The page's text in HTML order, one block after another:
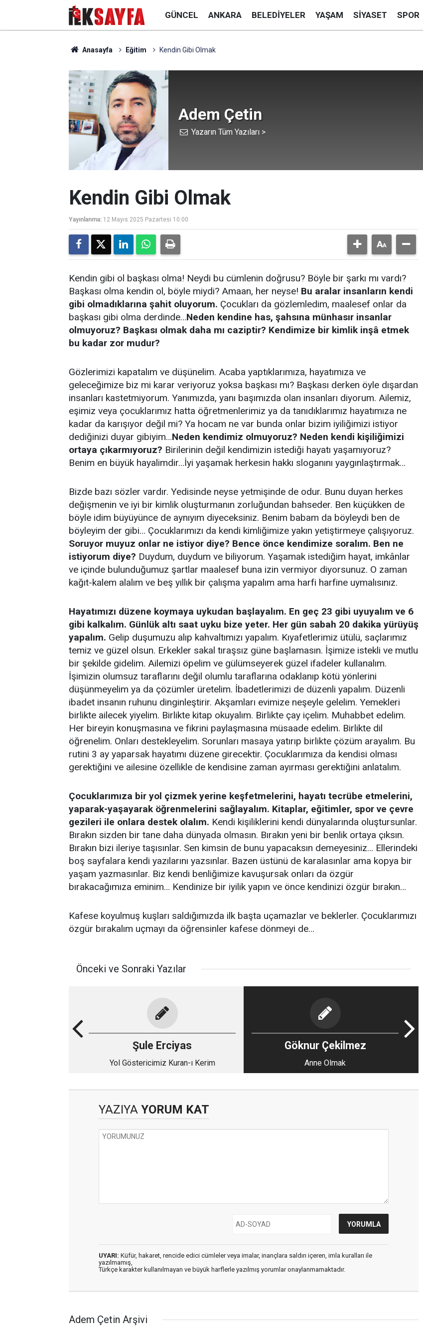
GÜNCEL ANKARA BELEDIYELER YAŞAM SIYASET SPOR
Anasayfa Eğitim Kendin Gibi Olmak
Adem Çetin
Yazarın Tüm Yazıları >
Kendin Gibi Olmak
Yayınlanma: 12 Mayıs 2025 Pazartesi 10:00
Kendin gibi ol başkası olma! Neydi bu cümlenin doğrusu? Böyle bir şarkı mı vardı?
Başkası olma kendin ol, böyle miydi? Amaan, her neyse! Bu aralar insanların kendi
gibi olmadıklarına şahit oluyorum. Çocukları da gözlemledim, maalesef onlar da
başkası gibi olma derdinde…Neden kendine has, şahsına münhasır insanlar
olmuyoruz? Başkası olmak daha mı caziptir? Kendimize bir kimlik inşâ etmek
bu kadar zor mudur?
Gözlerimizi kapatalım ve düşünelim. Acaba yaptıklarımıza, hayatımıza ve
geleceğimize biz mi karar veriyoruz yoksa başkası mı? Başkası derken öyle dışardan
insanları kastetmiyorum. Yanımızda, yanı başımızda olan insanları diyorum. Ailemiz,
eşimiz veya çocuklarımız hatta öğretmenlerimiz ya da tanıdıklarımız hayatımıza ne
kadar da karışıyor değil mi? Ya hocam ne var bunda onlar bizim iyiliğimizi istiyor
dediğinizi duyar gibiyim…Neden kendimiz olmuyoruz? Neden kendi kişiliğimizi
ortaya çıkarmıyoruz? Birilerinin değil kendimizin istediği hayatı yaşamıyoruz?
Benim en büyük hayalimdir…İyi yaşamak herkesin hakkı sloganını yaygınlaştırmak…
Bizde bazı sözler vardır. Yedisinde neyse yetmişinde de odur. Bunu duyan herkes
değişmenin ve iyi bir kimlik oluşturmanın zorluğundan bahseder. Ben küçükken de
böyle idim büyüyünce de aynıyım diyeceksiniz. Benim babam da böyleydi ben de
böyleyim der gibi… Çocuklarımızı da kendi kimliğimize yakın yetiştirmeye çalışıyoruz.
Soruyor muyuz onlar ne istiyor diye? Bence önce kendimize soralım. Ben ne
istiyorum diye? Duydum, duydum ve biliyorum. Yaşamak istediğim hayat, imkânlar
ve içinde bulunduğumuz şartlar maalesef buna izin vermiyor diyorsunuz. O zaman
kağıt-kalem alalım ve beş yıllık bir çalışma yapalım ama harfi harfine uymalısınız.
Hayatımızı düzene koymaya uykudan başlayalım. En geç 23 gibi uyuyalım ve 6
gibi kalkalım. Günlük altı saat uyku bize yeter. Her gün sabah 20 dakika yürüyüş
yapalım. Gelip duşumuzu alıp kahvaltımızı yapalım. Kıyafetlerimiz ütülü, saçlarımız
temiz ve güzel olsun. Erkekler sakal tıraşsız güne başlamasın. İşimize istekli ve mutlu
bir şekilde gidelim. Ailemizi öpelim ve gülümseyerek güzel ifadeler kullanalım.
İşimizin olumsuz taraflarını değil olumlu taraflarına odaklanıp kötü yönlerini
düşünmeyelim ya da çözümler üretelim. İbadetlerimizi de düzenli yapalım. Düzenli
ibadet insanın ruhunu dinginleştirir. Akşamları evimize neşeyle gelelim. Yemekleri
birlikte ailecek yiyelim. Birlikte kitap okuyalım. Birlikte çay içelim. Muhabbet edelim.
Her bireyin konuşmasına ve fikrini paylaşmasına müsaade edelim. Birlikte dil
öğrenelim. Onları destekleyelim. Sorunları masaya yatırıp birlikte çözüm arayalım. Bu
rutini 3 ay yaparsak hayatımı düzene girecektir. Çocuklarımıza da kendisi olması
gerektiğini ve ailesine özellikle de kendisine zaman ayırması gerektiğini anlatalım.
Çocuklarımıza bir yol çizmek yerine keşfetmelerini, hayatı tecrübe etmelerini,
yaparak-yaşayarak öğrenmelerini sağlayalım. Kitaplar, eğitimler, spor ve çevre
gezileri ile onlara destek olalım. Kendi kişiliklerini kendi dünyalarında oluştursunlar.
Bırakın sizden bir tane daha dünyada olmasın. Bırakın yeni bir benlik ortaya çıksın.
Bırakın bizi ileriye taşısınlar. Sen kimsin de bunu yapacaksın demeyesiniz… Ellerindeki
boş sayfalara kendi yazılarını yazsınlar. Bazen üstünü de karalasınlar ama kopya bir
yaşam yazmasınlar. Biz kendi benliğimize kavuşursak onları da özgür
bırakacağımıza eminim… Kendinize bir iyilik yapın ve önce kendinizi özgür bırakın…
Kafese koyulmuş kuşları saldığımızda ilk başta uçamazlar ve beklerler. Çocuklarımızı
özgür bırakalım uçmayı da öğrensinler kafese dönmeyi de…
Önceki ve Sonraki Yazılar
Şule Erciyas
Yol Göstericimiz Kuran-ı Kerim
Göknur Çekilmez
Anne Olmak
YAZIYA YORUM KAT
UYARI: Küfür, hakaret, rencide edici cümleler veya imalar, inançlara saldırı içeren, imla kuralları ile
yazılmamış,
Türkçe karakter kullanılmayan ve büyük harflerle yazılmış yorumlar onaylanmamaktadır.
Adem Çetin Arşivi